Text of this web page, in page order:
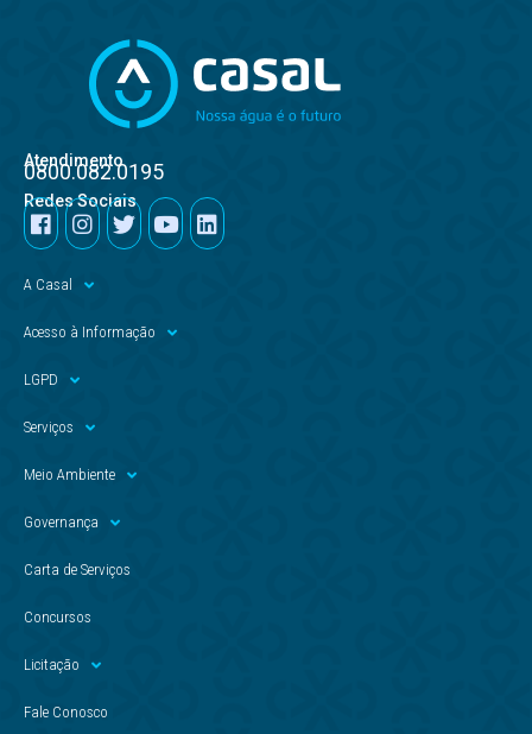
Atendimento
0800.082.0195
Redes Sociais
A Casal
Acesso à Informação
LGPD
Serviços
Meio Ambiente
Governança
Carta de Serviços
Concursos
Licitação
Fale Conosco